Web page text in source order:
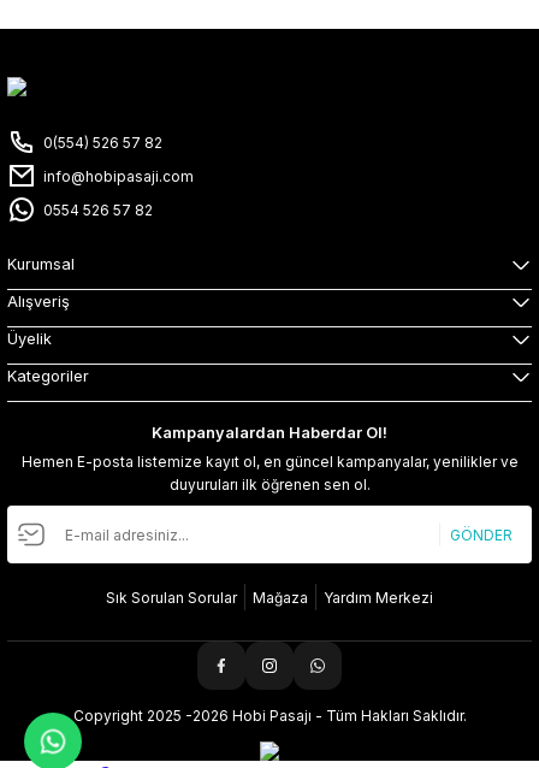
0(554) 526 57 82
info@hobipasaji.com
0554 526 57 82
Kurumsal
Alışveriş
Üyelik
Kategoriler
Kampanyalardan Haberdar Ol!
Hemen E-posta listemize kayıt ol, en güncel kampanyalar, yenilikler ve
duyuruları ilk öğrenen sen ol.
GÖNDER
Sık Sorulan Sorular Mağaza Yardım Merkezi
Copyright 2025 -2026 Hobi Pasajı - Tüm Hakları Saklıdır.